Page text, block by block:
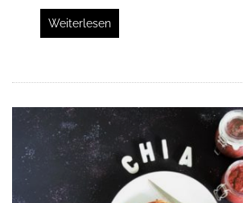
Weiterlesen